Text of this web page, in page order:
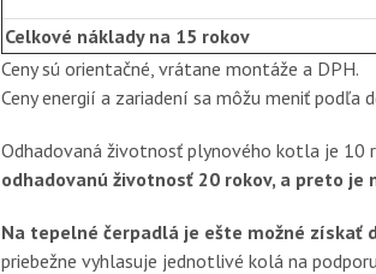
Celkové náklady na 15 rokov
Ceny sú orientačné, vrátane montáže a DPH.
Ceny energií a zariadení sa môžu meniť podľa
Odhadovaná životnosť plynového kotla je 10
odhadovanú životnosť 20 rokov, a preto
Na tepelné čerpadlá je ešte možné získať
priebežne vyhlasuje jednotlivé kolá na